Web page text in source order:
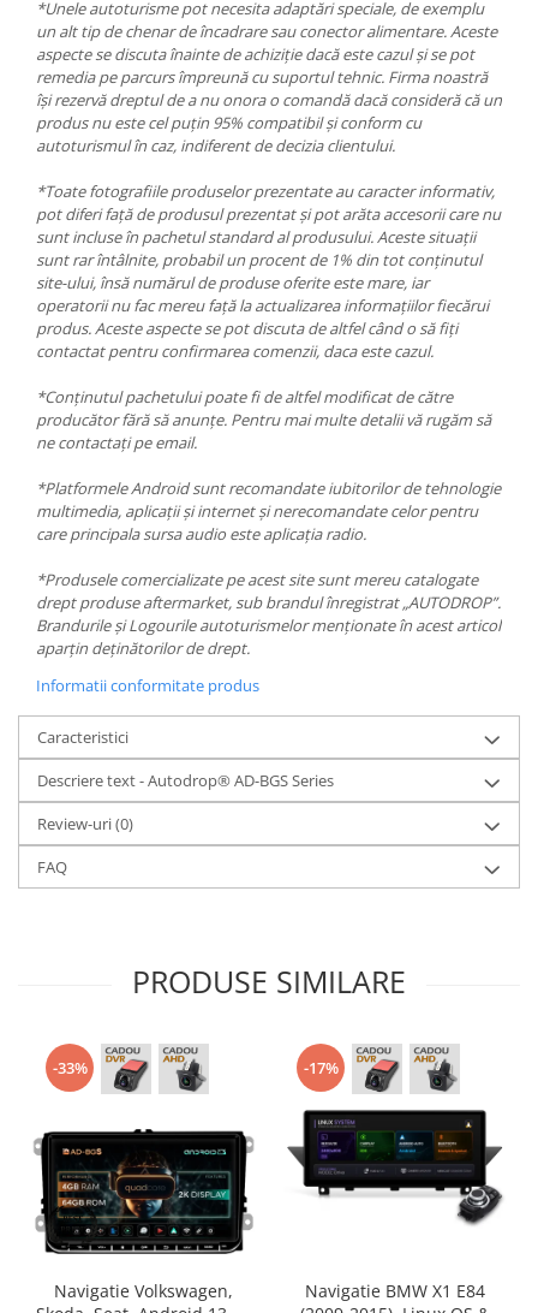
*Unele autoturisme pot necesita adaptări speciale, de exemplu
un alt tip de chenar de încadrare sau conector alimentare. Aceste
aspecte se discuta înainte de achiziție dacă este cazul și se pot
remedia pe parcurs împreună cu suportul tehnic. Firma noastră
își rezervă dreptul de a nu onora o comandă dacă consideră că un
produs nu este cel puțin 95% compatibil și conform cu
autoturismul în caz, indiferent de decizia clientului.
*Toate fotografiile produselor prezentate au caracter informativ,
pot diferi față de produsul prezentat și pot arăta accesorii care nu
sunt incluse în pachetul standard al produsului. Aceste situații
sunt rar întâlnite, probabil un procent de 1% din tot conținutul
site-ului, însă numărul de produse oferite este mare, iar
operatorii nu fac mereu față la actualizarea informațiilor fiecărui
produs. Aceste aspecte se pot discuta de altfel când o să fiți
contactat pentru confirmarea comenzii, daca este cazul.
*Conținutul pachetului poate fi de altfel modificat de către
producător fără să anunțe. Pentru mai multe detalii vă rugăm să
ne contactați pe email.
*Platformele Android sunt recomandate iubitorilor de tehnologie
multimedia, aplicații și internet și nerecomandate celor pentru
care principala sursa audio este aplicația radio.
*Produsele comercializate pe acest site sunt mereu catalogate
drept produse aftermarket, sub brandul înregistrat „AUTODROP”.
Brandurile și Logourile autoturismelor menționate în acest articol
aparțin deținătorilor de drept.
Informatii conformitate produs
Caracteristici
Descriere text - Autodrop® AD-BGS Series
Review-uri(0)
FAQ
PRODUSE SIMILARE
-33%
Navigatie Volkswagen,
-17%
Navigatie BMW X1 E84